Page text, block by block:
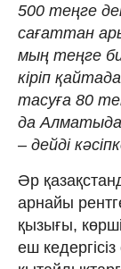
500 теңге
сағаттан
мың теңге
кіріп
тасуға 80
да
– дейді
Әр
арнайы
қызығы,
еш